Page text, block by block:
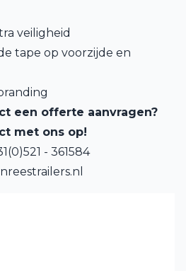
veiligheid
tape op voorzijde en
een offerte aanvragen?
met ons op!
- 361584